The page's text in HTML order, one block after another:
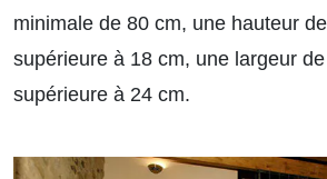
minimale de 80 cm, une hauteur
supérieure à 18 cm, une largeur
supérieure à 24 cm.